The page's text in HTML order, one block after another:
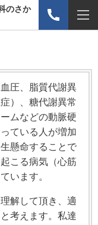
のさか
圧、脂質代謝異
）、糖代謝異常
ムなどの動脈硬
ている人が増加
懸命することで
こる病気（心筋
います。
解して頂き、適
考えます。私達